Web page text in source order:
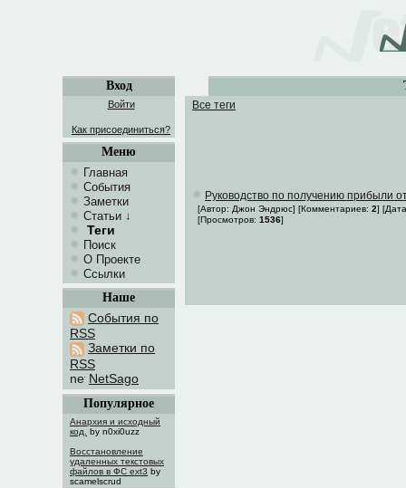
Вход
Войти
Как присоединиться?
Меню
Главная
События
Заметки
Статьи ↓
Теги
Поиск
О Проекте
Ссылки
Наше
События по
RSS
Заметки по
RSS
NetSago
Популярное
Анархия и исходный
код.
by n0xi0uzz
Восстановление
удаленных текстовых
файлов в ФС ext3 by
scamelscrud
Все теги
Руководство по получению прибыли
[Автор: Джон Эндрюс] [Комментариев: 2]
[Просмотров: 1536]